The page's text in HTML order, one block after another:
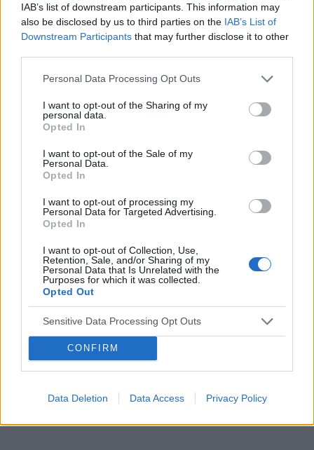
IAB’s list of downstream participants. This information may
also be disclosed by us to third parties on the IAB’s List of
Downstream Participants that may further disclose it to other
Personal Data Processing Opt Outs
I want to opt-out of the Sharing of my
personal data.
Opted In
I want to opt-out of the Sale of my
Personal Data.
Opted In
I want to opt-out of processing my
Personal Data for Targeted Advertising.
Opted In
I want to opt-out of Collection, Use,
Retention, Sale, and/or Sharing of my
Personal Data that Is Unrelated with the
Purposes for which it was collected.
Opted Out
Sensitive Data Processing Opt Outs
CONFIRM
Data Deletion Data Access Privacy Policy
Jak leczyć zapalenie ucha?
‹ ›